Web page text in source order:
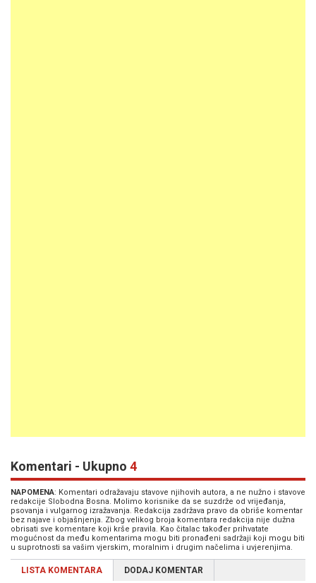
Komentari - Ukupno 4
NAPOMENA: Komentari odražavaju stavove njihovih autora, a ne nužno i stavove
redakcije Slobodna Bosna. Molimo korisnike da se suzdrže od vrijeđanja,
psovanja i vulgarnog izražavanja. Redakcija zadržava pravo da obriše komentar
bez najave i objašnjenja. Zbog velikog broja komentara redakcija nije dužna
obrisati sve komentare koji krše pravila. Kao čitalac također prihvatate
mogućnost da među komentarima mogu biti pronađeni sadržaji koji mogu biti
u suprotnosti sa vašim vjerskim, moralnim i drugim načelima i uvjerenjima.
LISTA KOMENTARA DODAJ KOMENTAR